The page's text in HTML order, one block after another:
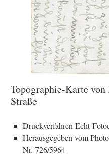
Topographie-Karte
Straße
Druckverfahren Echt-
Herausgegeben vom
Nr. 726/5964